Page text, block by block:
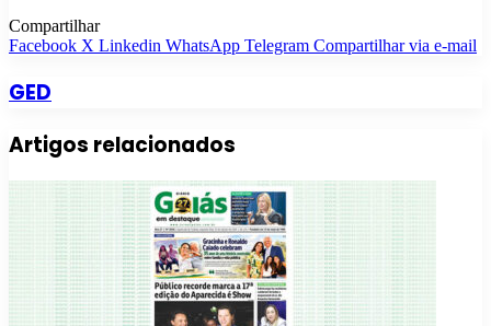
Compartilhar
Facebook X Linkedin WhatsApp Telegram Compartilhar via e-mail
GED
Artigos relacionados